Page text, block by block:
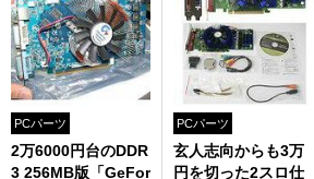
PCパーツ
2万6000円台のDDR
3 256MB版「GeFor
PCパーツ
玄人志向からも3万
円を切った2スロ仕